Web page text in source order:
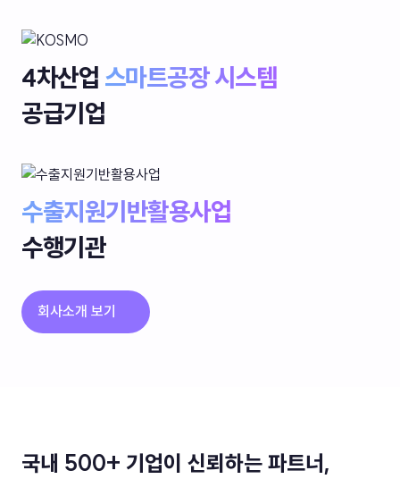
4차산업 스마트공장 시스템
공급기업
수출지원기반활용사업
수행기관
회사소개 보기
국내 500+ 기업이 신뢰하는 파트너,